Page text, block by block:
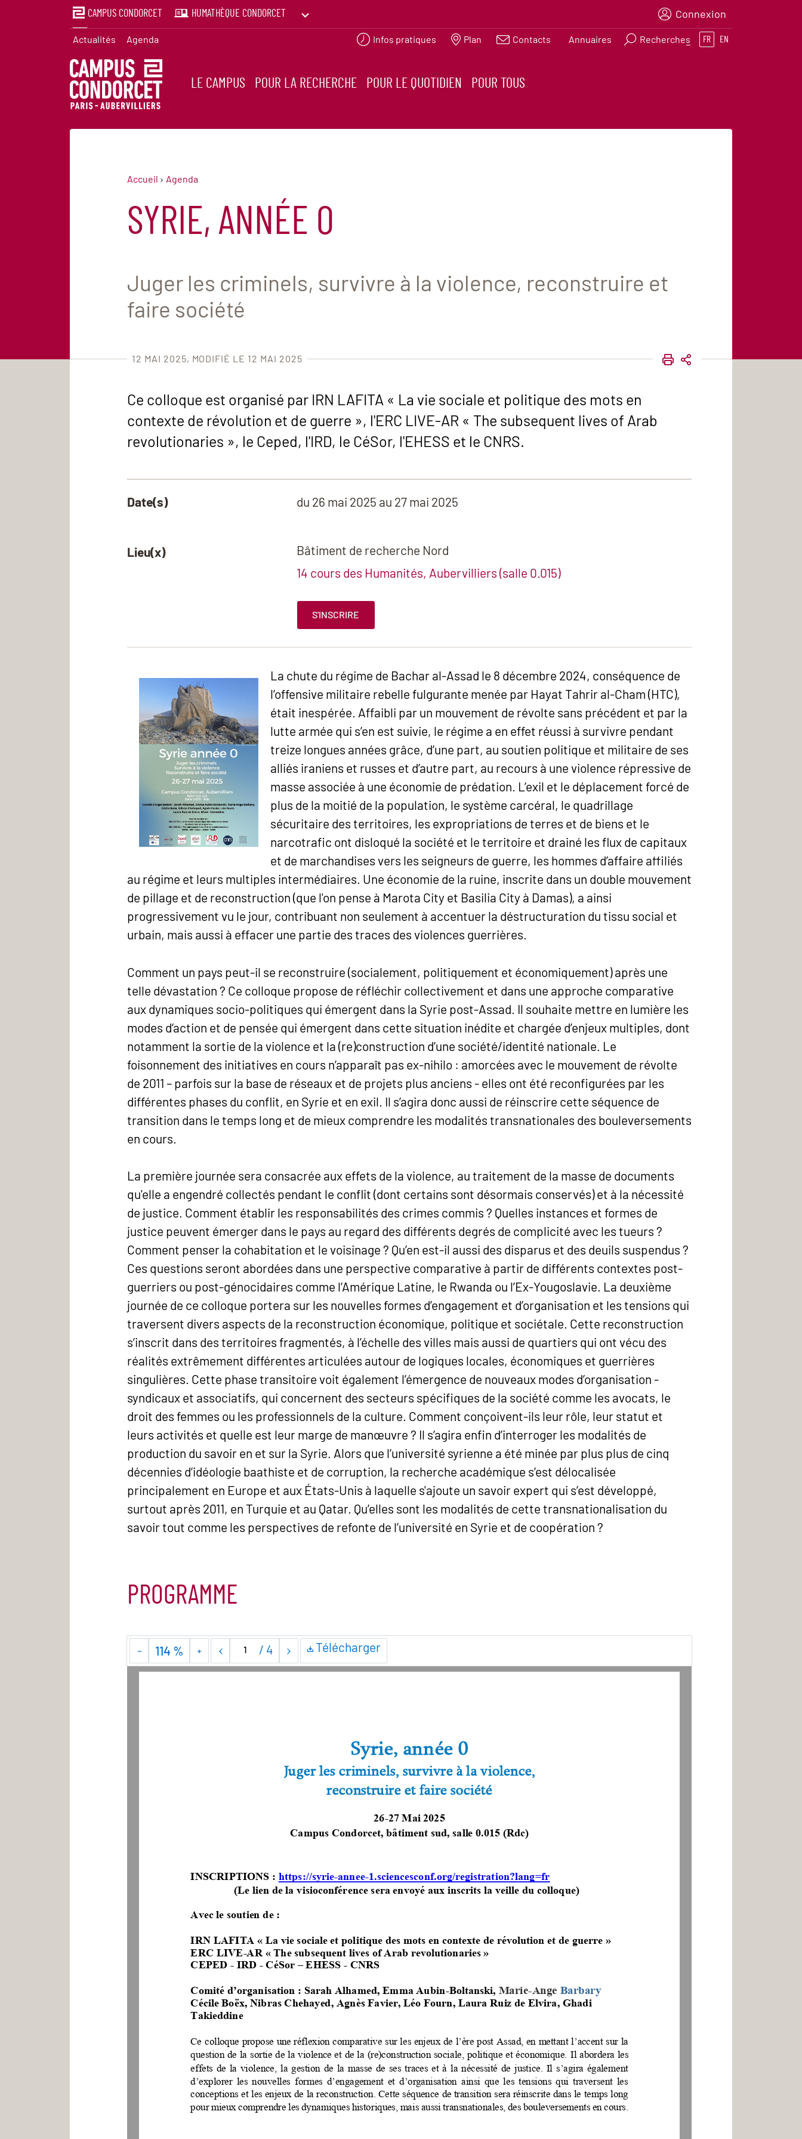
CAMPUS CONDORCET HUMATHÈQUE CONDORCET
PRINTEMPS DES HUMANITÉS
Connexion
Actualités Agenda Infos pratiques Plan Contacts Annuaires Recherches FR EN
LE CAMPUS POUR LA RECHERCHE POUR LE QUOTIDIEN POUR TOUS
Accueil Agenda
SYRIE, ANNÉE 0
Juger les criminels, survivre à la violence, reconstruire et
faire société
12 MAI 2025 MODIFIÉ LE 12 MAI 2025 IMPRIMER
PARTAGER
Ce colloque est organisé par IRN LAFITA « La vie sociale et politique des mots en
contexte de révolution et de guerre », l'ERC LIVE-AR « The subsequent lives of Arab
revolutionaries », le Ceped, l'IRD, le CéSor, l'EHESS et le CNRS.
Date(s) du 26 mai 2025 au 27 mai 2025
Lieu(x)
Bâtiment de recherche Nord
14 cours des Humanités, Aubervilliers (salle 0.015)
S'INSCRIRE
La chute du régime de Bachar al-Assad le 8 décembre 2024, conséquence de
l’offensive militaire rebelle fulgurante menée par Hayat Tahrir al-Cham (HTC),
était inespérée. Affaibli par un mouvement de révolte sans précédent et par la
lutte armée qui s’en est suivie, le régime a en effet réussi à survivre pendant
treize longues années grâce, d’une part, au soutien politique et militaire de ses
alliés iraniens et russes et d’autre part, au recours à une violence répressive de
masse associée à une économie de prédation. L’exil et le déplacement forcé de
plus de la moitié de la population, le système carcéral, le quadrillage
sécuritaire des territoires, les expropriations de terres et de biens et le
narcotrafic ont disloqué la société et le territoire et drainé les flux de capitaux
et de marchandises vers les seigneurs de guerre, les hommes d’affaire affiliés
au régime et leurs multiples intermédiaires. Une économie de la ruine, inscrite dans un double mouvement
de pillage et de reconstruction (que l'on pense à Marota City et Basilia City à Damas), a ainsi
progressivement vu le jour, contribuant non seulement à accentuer la déstructuration du tissu social et
urbain, mais aussi à effacer une partie des traces des violences guerrières.
Comment un pays peut-il se reconstruire (socialement, politiquement et économiquement) après une
telle dévastation ? Ce colloque propose de réfléchir collectivement et dans une approche comparative
aux dynamiques socio-politiques qui émergent dans la Syrie post-Assad. Il souhaite mettre en lumière les
modes d’action et de pensée qui émergent dans cette situation inédite et chargée d’enjeux multiples, dont
notamment la sortie de la violence et la (re)construction d’une société/identité nationale. Le
foisonnement des initiatives en cours n’apparaît pas ex-nihilo : amorcées avec le mouvement de révolte
de 2011 – parfois sur la base de réseaux et de projets plus anciens - elles ont été reconfigurées par les
différentes phases du conflit, en Syrie et en exil. Il s’agira donc aussi de réinscrire cette séquence de
transition dans le temps long et de mieux comprendre les modalités transnationales des bouleversements
en cours.
La première journée sera consacrée aux effets de la violence, au traitement de la masse de documents
qu'elle a engendré collectés pendant le conflit (dont certains sont désormais conservés) et à la nécessité
de justice. Comment établir les responsabilités des crimes commis ? Quelles instances et formes de
justice peuvent émerger dans le pays au regard des différents degrés de complicité avec les tueurs ?
Comment penser la cohabitation et le voisinage ? Qu’en est-il aussi des disparus et des deuils suspendus ?
Ces questions seront abordées dans une perspective comparative à partir de différents contextes post-
guerriers ou post-génocidaires comme l’Amérique Latine, le Rwanda ou l’Ex-Yougoslavie. La deuxième
journée de ce colloque portera sur les nouvelles formes d’engagement et d’organisation et les tensions qui
traversent divers aspects de la reconstruction économique, politique et sociétale. Cette reconstruction
s’inscrit dans des territoires fragmentés, à l’échelle des villes mais aussi de quartiers qui ont vécu des
réalités extrêmement différentes articulées autour de logiques locales, économiques et guerrières
singulières. Cette phase transitoire voit également l’émergence de nouveaux modes d’organisation -
syndicaux et associatifs, qui concernent des secteurs spécifiques de la société comme les avocats, le
droit des femmes ou les professionnels de la culture. Comment conçoivent-ils leur rôle, leur statut et
leurs activités et quelle est leur marge de manœuvre ? Il s’agira enfin d’interroger les modalités de
production du savoir en et sur la Syrie. Alors que l’université syrienne a été minée par plus plus de cinq
décennies d’idéologie baathiste et de corruption, la recherche académique s’est délocalisée
principalement en Europe et aux États-Unis à laquelle s'ajoute un savoir expert qui s’est développé,
surtout après 2011, en Turquie et au Qatar. Qu’elles sont les modalités de cette transnationalisation du
savoir tout comme les perspectives de refonte de l’université en Syrie et de coopération ?
PROGRAMME
114 % / 4 Télécharger
Syrie, année 0
Juger les criminels, survivre à la violence,
reconstruire et faire société
26-27 Mai 2025
Campus Condorcet, bâtiment sud, salle 0.015 (Rdc)
INSCRIPTIONS : https://syrie-annee-1.sciencesconf.org/registration?lang=fr
(Le lien de la visioconférence sera envoyé aux inscrits la veille du colloque)
Avec le soutien de :
IRN LAFITA « La vie sociale et politique des mots en contexte de révolution et de guerre »
ERC LIVE-AR « The subsequent lives of Arab revolutionaries »
CEPED - IRD - CéSor –EHESS - CNRS
Comité d’organisation : Sarah Alhamed, Emma Aubin-Boltanski, Marie-Ange Barbary
Cécile Boëx, Nibras Chehayed, Agnès Favier, Léo Fourn, Laura Ruiz de Elvira, Ghadi
Takieddine
Ce colloque propose une réflexion comparative sur les enjeux de l’ère post Assad, en mettant l’accent sur la
question de la sortie de la violence et de la (re)construction sociale, politique et économique. Il abordera les
effets de la violence, la gestion de la masse de ses traces et à la nécessité de justice. Il s’agira également
d’explorer les nouvelles formes d’engagement et d’organisation ainsi que les tensions qui traversent les
conceptions et les enjeux de la reconstruction. Cette séquence de transition sera réinscrite dans le temps long
pour mieux comprendre les dynamiques historiques, mais aussi transnationales, des bouleversements en cours.